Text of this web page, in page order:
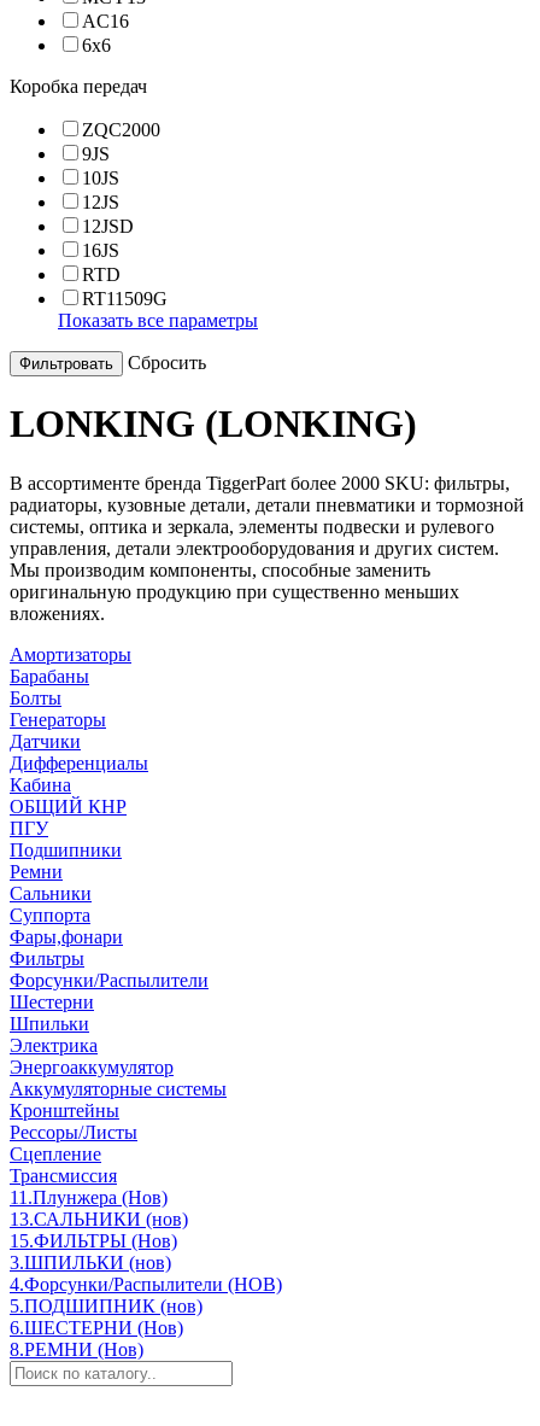
AC16
6x6
Коробка передач
ZQC2000
9JS
10JS
12JS
12JSD
16JS
RTD
RT11509G
Показать все параметры
Cбросить
LONKING (LONKING)
В ассортименте бренда TiggerPart более 2000 SKU: фильтры,
радиаторы, кузовные детали, детали пневматики и тормозной
системы, оптика и зеркала, элементы подвески и рулевого
управления, детали электрооборудования и других систем.
Мы производим компоненты, способные заменить
оригинальную продукцию при существенно меньших
вложениях.
Амортизаторы
Барабаны
Болты
Генераторы
Датчики
Дифференциалы
Кабина
ОБЩИЙ КНР
ПГУ
Подшипники
Ремни
Сальники
Суппорта
Фары,фонари
Фильтры
Форсунки/Распылители
Шестерни
Шпильки
Электрика
Энергоаккумулятор
Аккумуляторные системы
Кронштейны
Рессоры/Листы
Сцепление
Трансмиссия
11.Плунжера (Нов)
13.САЛЬНИКИ (нов)
15.ФИЛЬТРЫ (Нов)
3.ШПИЛЬКИ (нов)
4.Форсунки/Распылители (НОВ)
5.ПОДШИПНИК (нов)
6.ШЕСТЕРНИ (Нов)
8.РЕМНИ (Нов)